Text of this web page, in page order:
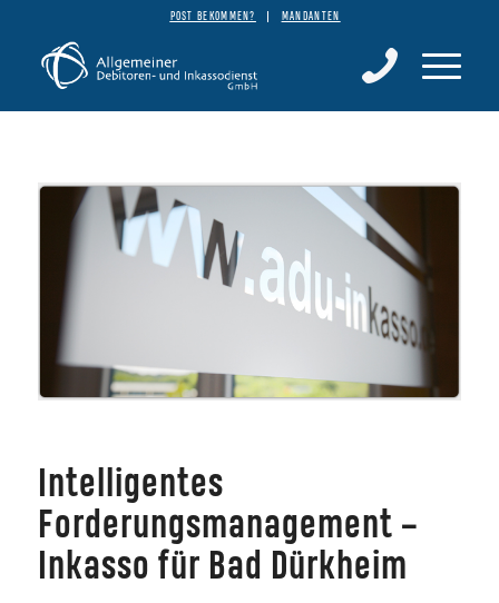
POST BEKOMMEN? MANDANTEN
Intelligentes
Forderungsmanagement –
Inkasso für Bad Dürkheim